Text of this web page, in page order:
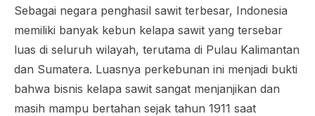
Sebagai negara penghasil sawit terbesar, Indonesia
memiliki banyak kebun kelapa sawit yang tersebar
luas di seluruh wilayah, terutama di Pulau Kalimantan
dan Sumatera. Luasnya perkebunan ini menjadi bukti
bahwa bisnis kelapa sawit sangat menjanjikan dan
masih mampu bertahan sejak tahun 1911 saat